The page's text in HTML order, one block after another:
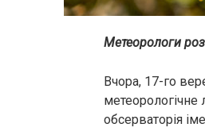
Метеорологи
Вчора, 17-го
метеорологічне
обсерваторія